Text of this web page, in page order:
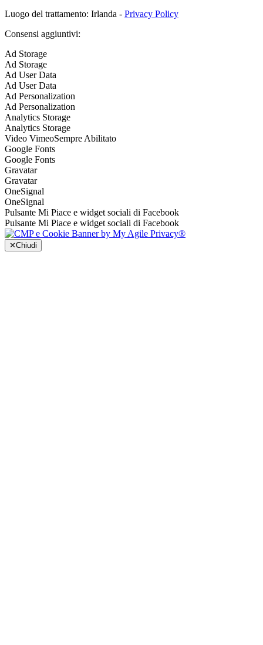
Luogo del trattamento: Irlanda - Privacy Policy
Consensi aggiuntivi:
Ad Storage
Ad Storage
Ad User Data
Ad User Data
Ad Personalization
Ad Personalization
Analytics Storage
Analytics Storage
Video VimeoSempre Abilitato
Google Fonts
Google Fonts
Gravatar
Gravatar
OneSignal
OneSignal
Pulsante Mi Piace e widget sociali di Facebook
Pulsante Mi Piace e widget sociali di Facebook
✕Chiudi